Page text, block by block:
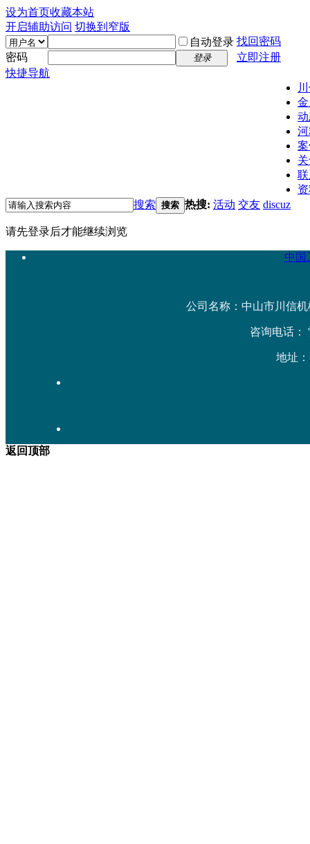
设为首页收藏本站
开启辅助访问 切换到窄版
自动登录 找回密码
密码
登录
立即注册
快捷导航
搜索 搜索 热搜: 活动 交友 discuz
请先登录后才能继续浏览
中国
公司名称：中山市川信机
咨询电话：
地址
返回顶部